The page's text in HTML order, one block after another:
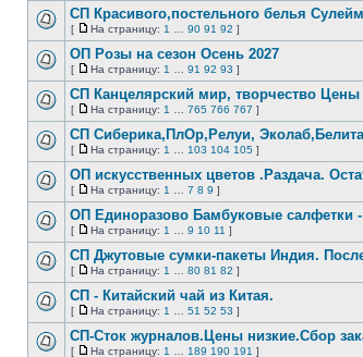
непрочитанных
сообщений
Нет
непрочитанных
сообщений
СП Красивого,постельного белья
[
На
страницу
На страницу: 1 90 91 92 ]
Нет
непрочитанных
сообщений
ОП Розы на сезон Осень 2027
[
На
страницу
На страницу: 1 91 92 93 ]
Нет
непрочитанных
сообщений
СП Канцелярский мир, творчество Цены
[
На
страницу
На страницу: 1 765 766 767 ]
Нет
непрочитанных
сообщений
СП Сиберика,ПлОр,Релуи,
[
На
страницу
На страницу: 1 103 104 105 ]
Нет
непрочитанных
сообщений
ОП искусственных цветов .Раздача.
[
На
страницу
На страницу: 1 7 8 9 ]
Нет
непрочитанных
сообщений
ОП Единоразово Бамбуковые салфетки
[
На
страницу
На страницу: 1 9 10 11 ]
Нет
непрочитанных
сообщений
СП Джутовые сумки-пакеты Индия.
[
На
страницу
На страницу: 1 80 81 82 ]
Нет
непрочитанных
сообщений
СП - Китайский чай из Китая.
[
На
страницу
На страницу: 1 51 52 53 ]
СП-Сток журналов.Цены низкие.Сбор
[
На страницу: 1 189 190 191 ]